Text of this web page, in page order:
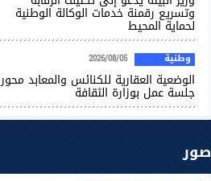
وتسريع رقمنة خدمات الوكالة الوطنية
لحماية المحيط
وطنية 2026/08/05
الوضعية العقارية للكنائس والمعابد محور
جلسة عمل بوزارة الثقافة
صور